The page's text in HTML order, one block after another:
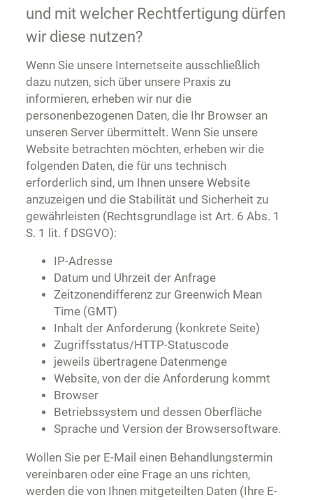
und mit welcher Rechtfertigung dürfen
wir diese nutzen?
Wenn Sie unsere Internetseite ausschließlich
dazu nutzen, sich über unsere Praxis zu
informieren, erheben wir nur die
personenbezogenen Daten, die Ihr Browser an
unseren Server übermittelt. Wenn Sie unsere
Website betrachten möchten, erheben wir die
folgenden Daten, die für uns technisch
erforderlich sind, um Ihnen unsere Website
anzuzeigen und die Stabilität und Sicherheit zu
gewährleisten (Rechtsgrundlage ist Art. 6 Abs. 1
S. 1 lit. f DSGVO):
IP-Adresse
Datum und Uhrzeit der Anfrage
Zeitzonendifferenz zur Greenwich Mean
Time (GMT)
Inhalt der Anforderung (konkrete Seite)
Zugriffsstatus/HTTP-Statuscode
jeweils übertragene Datenmenge
Website, von der die Anforderung kommt
Browser
Betriebssystem und dessen Oberfläche
Sprache und Version der Browsersoftware.
Wollen Sie per E-Mail einen Behandlungstermin
vereinbaren oder eine Frage an uns richten,
werden die von Ihnen mitgeteilten Daten (Ihre E-